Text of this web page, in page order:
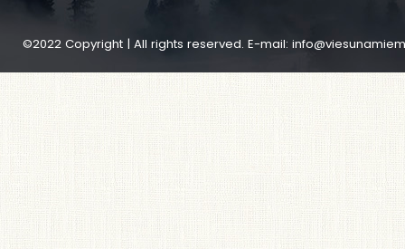
©2022 Copyright | All rights reserved. E-mail: